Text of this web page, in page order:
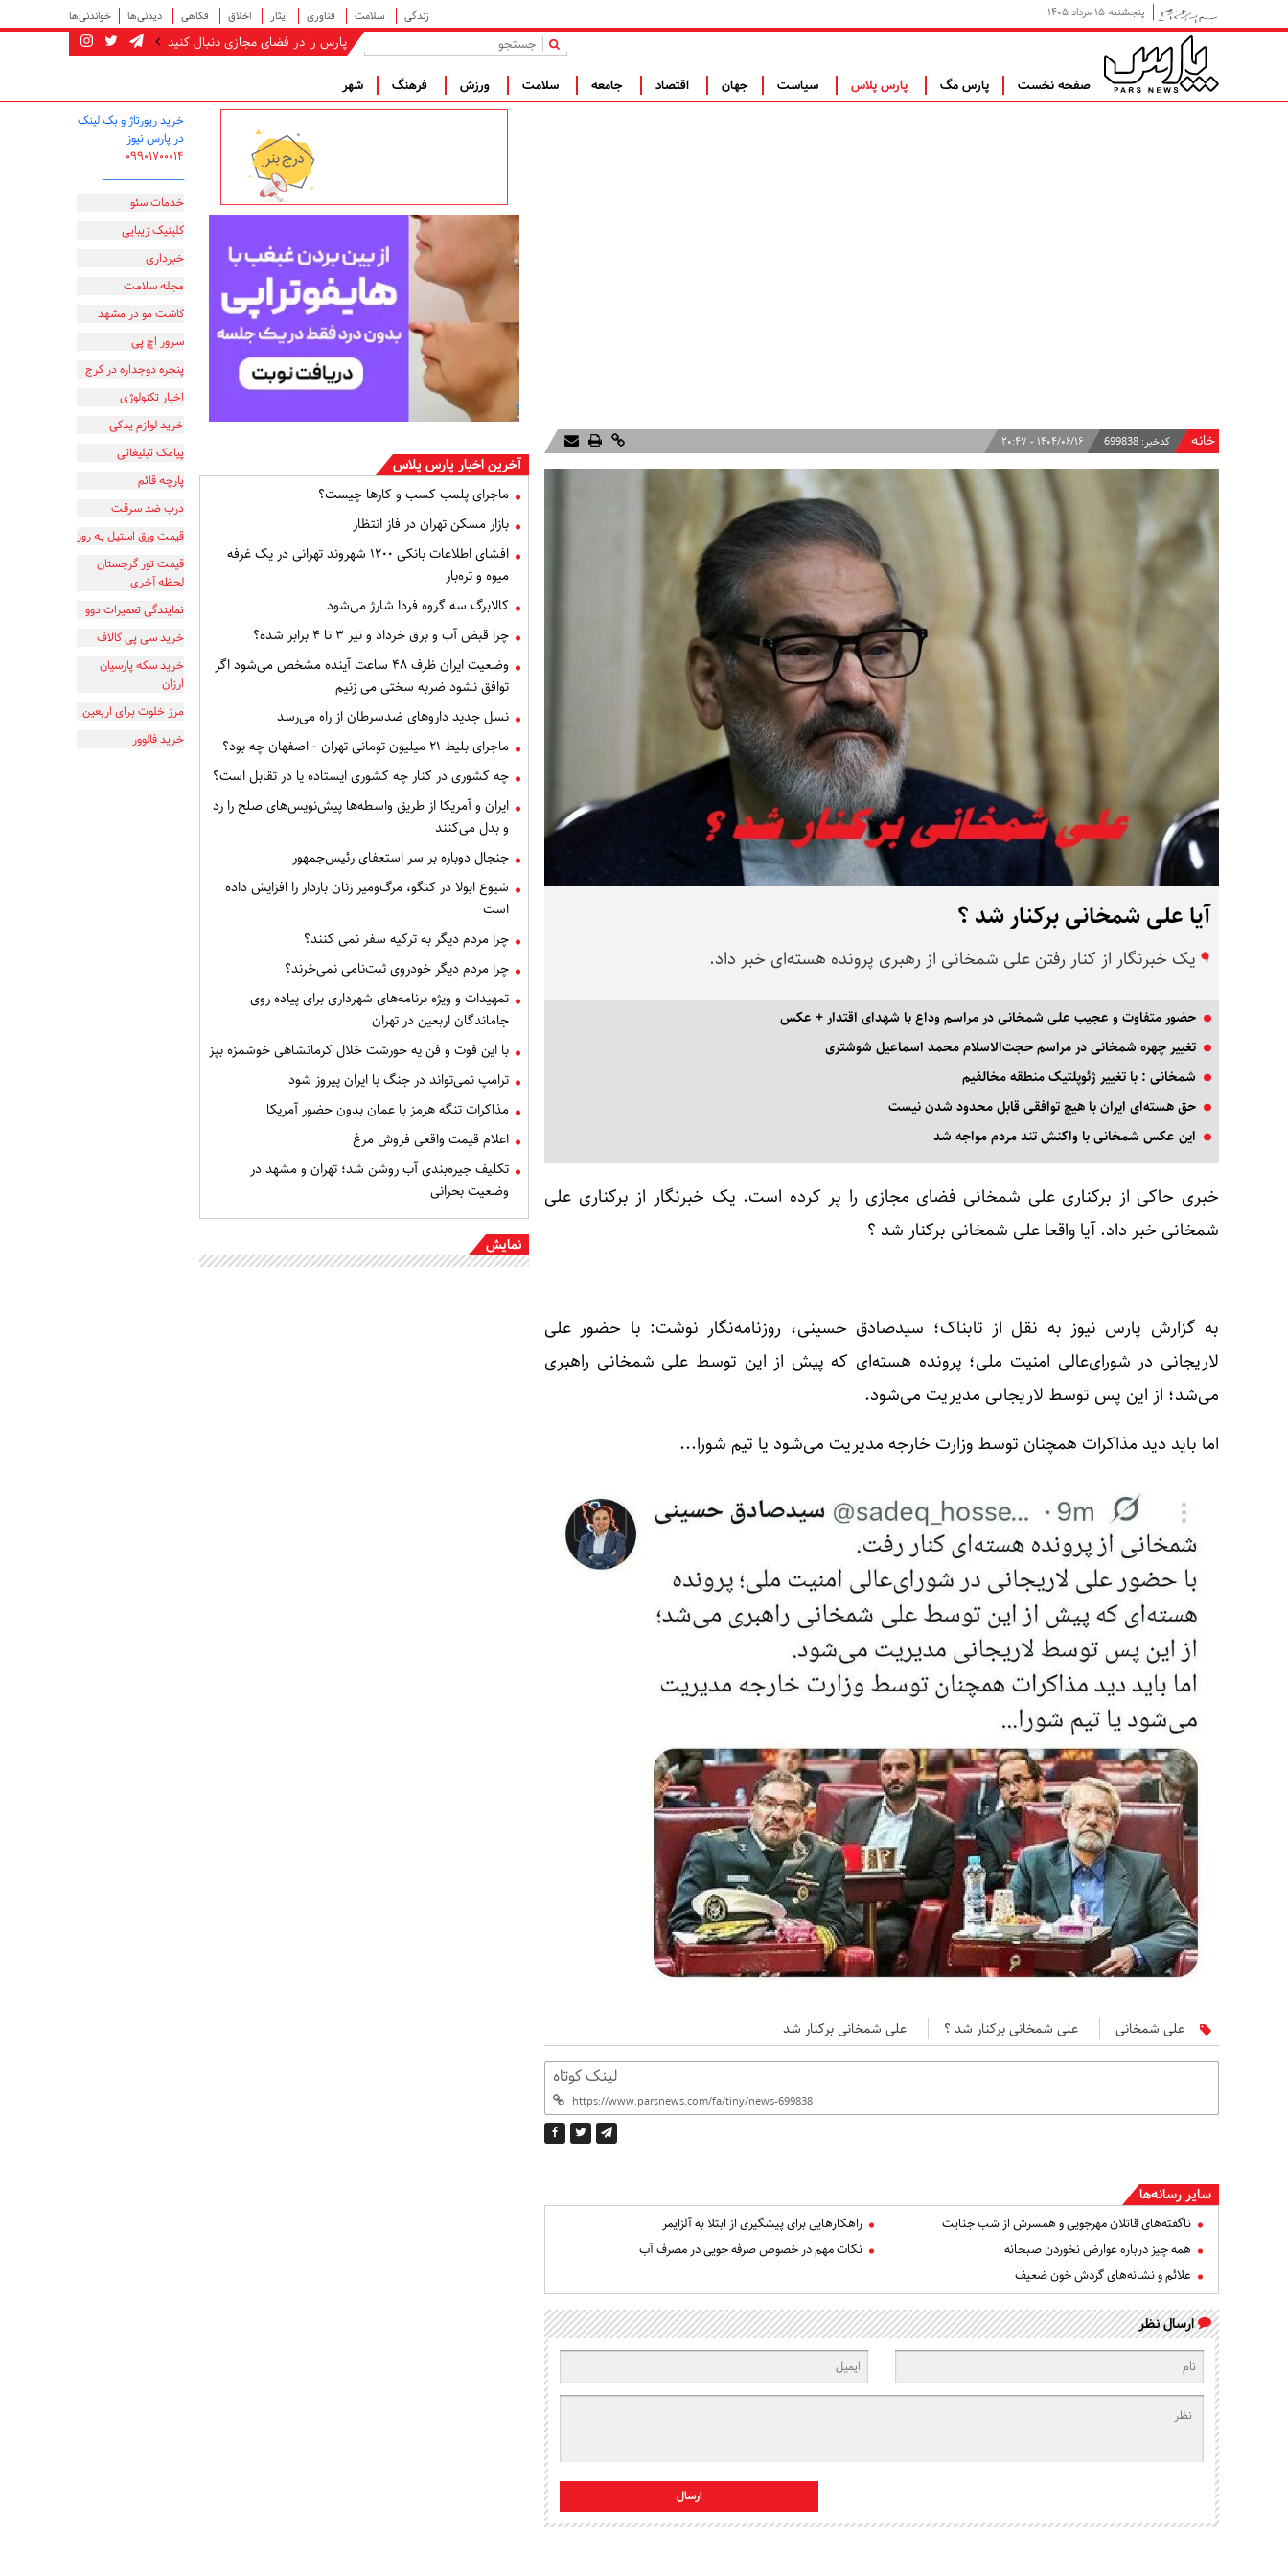
پنجشنبه ۱۵ مرداد ۱۴۰۵ زندگی سلامت فناوری ایثار اخلاق فکاهی دیدنی‌ها خواندنی‌ها
پارس را در فضای مجازی دنبال کنید |
صفحه نخست پارس مگ پارس پلاس سیاست جهان اقتصاد جامعه سلامت ورزش فرهنگ شهر
خانه کدخبر: 699838 ۱۴۰۴/۰۶/۱۶ - ۲۰:۴۷
آیا علی شمخانی برکنار شد ؟
یک خبرنگار از کنار رفتن علی شمخانی از رهبری پرونده هسته‌ای خبر داد.
حضور متفاوت و عجیب علی شمخانی در مراسم وداع با شهدای اقتدار + عکس
تغییر چهره شمخانی در مراسم حجت‌الاسلام محمد اسماعیل شوشتری
شمخانی : با تغییر ژئوپلتیک منطقه مخالفیم
حق هسته‌ای ایران با هیچ توافقی قابل محدود شدن نیست
این عکس شمخانی با واکنش تند مردم مواجه شد
خبری حاکی از برکناری علی شمخانی فضای مجازی را پر کرده است. یک خبرنگار از برکناری علی
شمخانی خبر داد. آیا واقعا علی شمخانی برکنار شد ؟
به گزارش پارس نیوز به نقل از تابناک؛ سیدصادق حسینی، روزنامه‌نگار نوشت: با حضور علی
لاریجانی در شورای‌عالی امنیت ملی؛ پرونده هسته‌ای که پیش از این توسط علی شمخانی راهبری
می‌شد؛ از این پس توسط لاریجانی مدیریت می‌شود.
اما باید دید مذاکرات همچنان توسط وزارت خارجه مدیریت می‌شود یا تیم شورا...
علی شمخانی علی شمخانی برکنار شد ؟ علی شمخانی برکنار شد
لینک کوتاه
سایر رسانه‌ها
ناگفته‌های قاتلان مهرجویی و همسرش از شب جنایت
راهکارهایی برای پیشگیری از ابتلا به آلزایمر
همه چیز درباره عوارض نخوردن صبحانه
نکات مهم در خصوص صرفه جویی در مصرف آب
علائم و نشانه‌های گردش خون ضعیف
ارسال نظر
ارسال
آخرین اخبار پارس پلاس
ماجرای پلمب کسب و کارها چیست؟
بازار مسکن تهران در فاز انتظار
افشای اطلاعات بانکی ۱۲۰۰ شهروند تهرانی در یک غرفه
میوه و تره‌بار
کالابرگ سه گروه فردا شارژ می‌شود
چرا قبض آب و برق خرداد و تیر ۳ تا ۴ برابر شده؟
وضعیت ایران ظرف ۴۸ ساعت آینده مشخص می‌شود اگر
توافق نشود ضربه سختی می زنیم
نسل جدید داروهای ضدسرطان از راه می‌رسد
ماجرای بلیط ۲۱ میلیون تومانی تهران - اصفهان چه بود؟
چه کشوری در کنار چه کشوری ایستاده یا در تقابل است؟
ایران و آمریکا از طریق واسطه‌ها پیش‌نویس‌های صلح را رد
و بدل می‌کنند
جنجال دوباره بر سر استعفای رئیس‌جمهور
شیوع ابولا در کنگو، مرگ‌ومیر زنان باردار را افزایش داده
است
چرا مردم دیگر به ترکیه سفر نمی کنند؟
چرا مردم دیگر خودروی ثبت‌نامی نمی‌خرند؟
تمهیدات و ویژه برنامه‌های شهرداری برای پیاده روی
جاماندگان اربعین در تهران
با این فوت و فن یه خورشت خلال کرمانشاهی خوشمزه بپز
ترامپ نمی‌تواند در جنگ با ایران پیروز شود
مذاکرات تنگه هرمز با عمان بدون حضور آمریکا
اعلام قیمت واقعی فروش مرغ
تکلیف جیره‌بندی آب روشن شد؛ تهران و مشهد در
وضعیت بحرانی
نمایش
خرید رپورتاژ و بک لینک
در پارس نیوز
۰۹۹۰۱۷۰۰۰۱۴
_________________
خدمات سئو
کلینیک زیبایی
خبرداری
مجله سلامت
کاشت مو در مشهد
سرور اچ پی
پنجره دوجداره در کرج
اخبار تکنولوژی
خرید لوازم یدکی
پیامک تبلیغاتی
پارچه قائم
درب ضد سرقت
قیمت ورق استیل به روز
قیمت تور گرجستان
لحظه آخری
نمایندگی تعمیرات دوو
خرید سی پی کالاف
خرید سکه پارسیان
ارزان
مرز خلوت برای اربعین
خرید فالوور